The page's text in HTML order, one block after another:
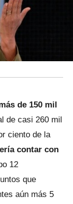
de 150 mil
de casi 260 mil
ciento de la
contar con
12
que
aún más 5